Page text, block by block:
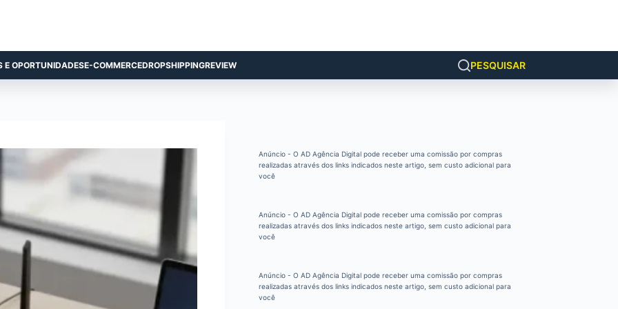
E OPORTUNIDADESE-COMMERCEDROPSHIPPINGREVIEW PESQUISAR
Anúncio - O AD Agência Digital pode receber uma comissão por compras
realizadas através dos links indicados neste artigo, sem custo adicional para
você
Anúncio - O AD Agência Digital pode receber uma comissão por compras
realizadas através dos links indicados neste artigo, sem custo adicional para
você
Anúncio - O AD Agência Digital pode receber uma comissão por compras
realizadas através dos links indicados neste artigo, sem custo adicional para
você